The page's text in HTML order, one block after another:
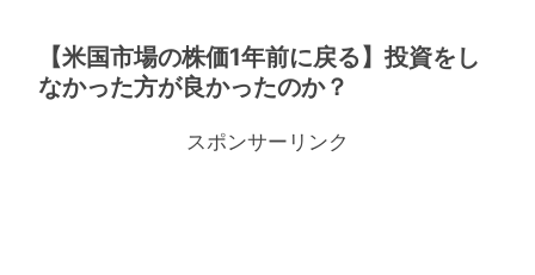
【米国市場の株価1年前に戻る】投資をし
なかった方が良かったのか？
スポンサーリンク